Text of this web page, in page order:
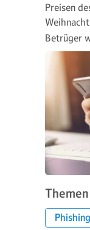
Preisen
Betrüger
Themen
Phishing